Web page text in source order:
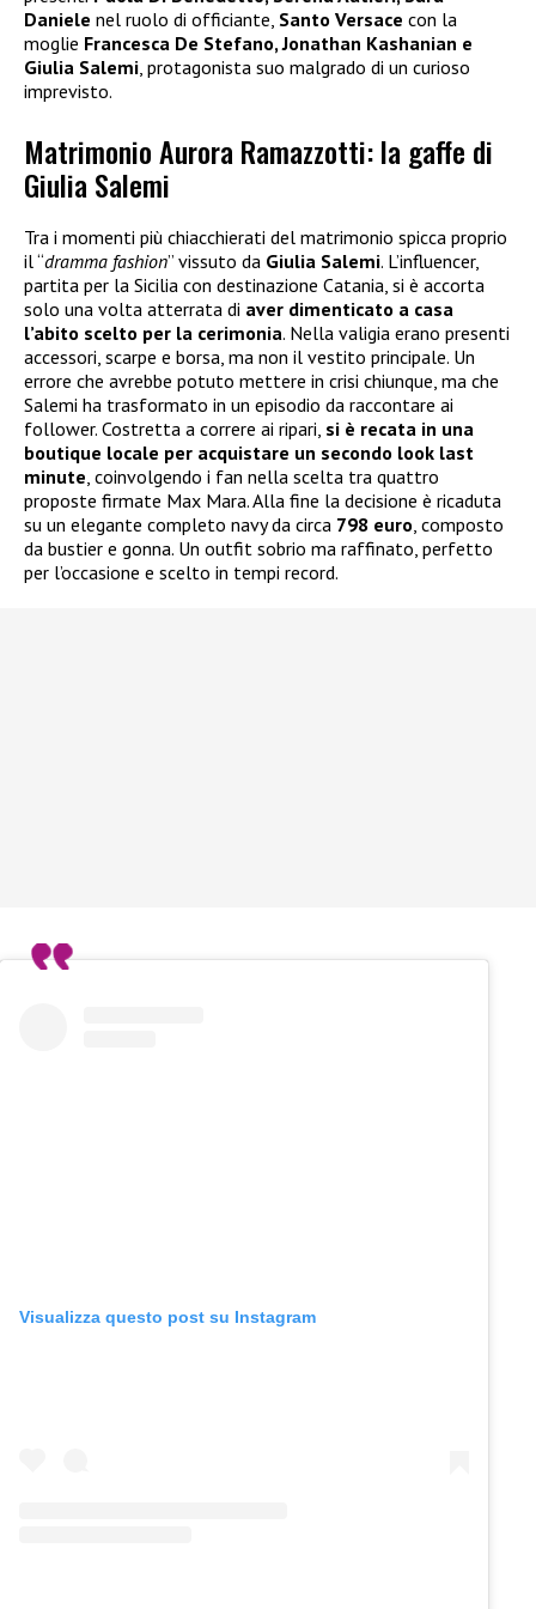
Daniele nel ruolo di officiante, Santo Versace con la
moglie Francesca De Stefano, Jonathan Kashanian e
Giulia Salemi, protagonista suo malgrado di un curioso
imprevisto.
Matrimonio Aurora Ramazzotti: la gaffe di
Giulia Salemi
Tra i momenti più chiacchierati del matrimonio spicca proprio
il “dramma fashion” vissuto da Giulia Salemi. L’influencer,
partita per la Sicilia con destinazione Catania, si è accorta
solo una volta atterrata di aver dimenticato a casa
l’abito scelto per la cerimonia. Nella valigia erano presenti
accessori, scarpe e borsa, ma non il vestito principale. Un
errore che avrebbe potuto mettere in crisi chiunque, ma che
Salemi ha trasformato in un episodio da raccontare ai
follower. Costretta a correre ai ripari, si è recata in una
boutique locale per acquistare un secondo look last
minute, coinvolgendo i fan nella scelta tra quattro
proposte firmate Max Mara. Alla fine la decisione è ricaduta
su un elegante completo navy da circa 798 euro, composto
da bustier e gonna. Un outfit sobrio ma raffinato, perfetto
per l’occasione e scelto in tempi record.
Visualizza questo post su Instagram